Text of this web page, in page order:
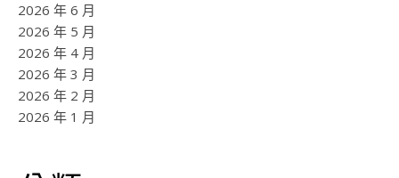
2026 年 6 月
2026 年 5 月
2026 年 4 月
2026 年 3 月
2026 年 2 月
2026 年 1 月